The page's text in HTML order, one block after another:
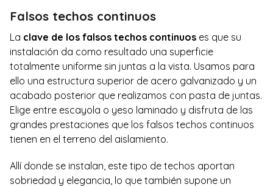
Falsos techos continuos
La clave de los falsos techos continuos es que su
instalación da como resultado una superficie
totalmente uniforme sin juntas a la vista. Usamos para
ello una estructura superior de acero galvanizado y un
acabado posterior que realizamos con pasta de juntas.
Elige entre escayola o yeso laminado y disfruta de las
grandes prestaciones que los falsos techos continuos
tienen en el terreno del aislamiento.
Allí donde se instalan, este tipo de techos aportan
sobriedad y elegancia, lo que también supone un